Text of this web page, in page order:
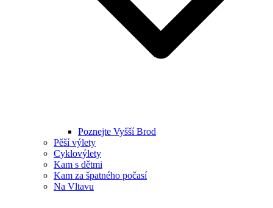
Poznejte Vyšší Brod
Pěší výlety
Cyklovýlety
Kam s dětmi
Kam za špatného počasí
Na Vltavu